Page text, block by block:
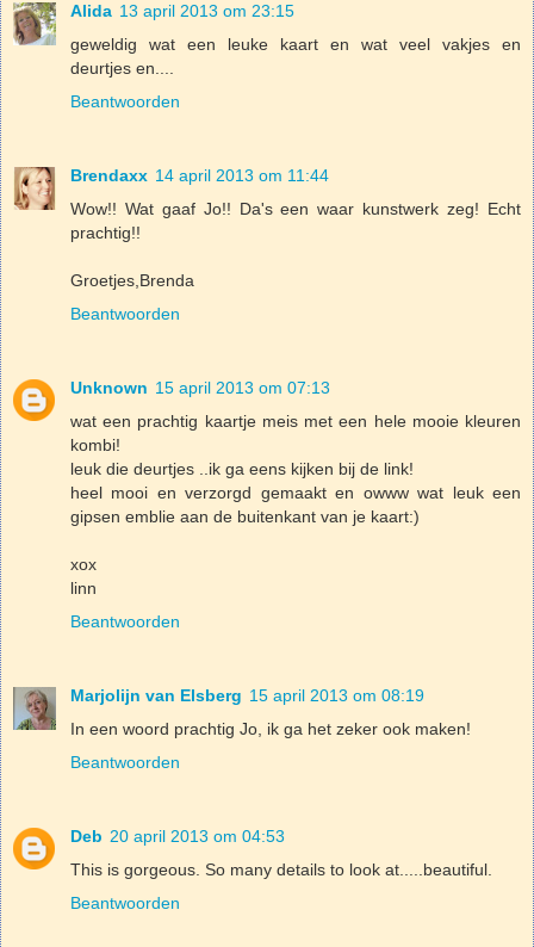
Alida 13 april 2013 om 23:15
geweldig wat een leuke kaart en wat veel vakjes en
deurtjes en....
Beantwoorden
Brendaxx 14 april 2013 om 11:44
Wow!! Wat gaaf Jo!! Da's een waar kunstwerk zeg! Echt
prachtig!!
Groetjes,Brenda
Beantwoorden
Unknown 15 april 2013 om 07:13
wat een prachtig kaartje meis met een hele mooie kleuren
kombi!
leuk die deurtjes ..ik ga eens kijken bij de link!
heel mooi en verzorgd gemaakt en owww wat leuk een
gipsen emblie aan de buitenkant van je kaart:)
xox
linn
Beantwoorden
Marjolijn van Elsberg 15 april 2013 om 08:19
In een woord prachtig Jo, ik ga het zeker ook maken!
Beantwoorden
Deb 20 april 2013 om 04:53
This is gorgeous. So many details to look at.....beautiful.
Beantwoorden